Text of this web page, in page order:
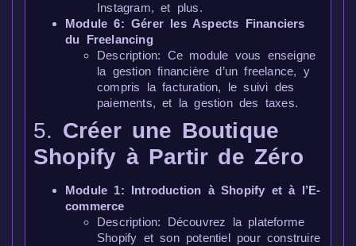
Instagram, et plus.
Module 6: Gérer les Aspects Financiers
du Freelancing
Description: Ce module vous enseigne
la gestion financière d’un freelance, y
compris la facturation, le suivi des
paiements, et la gestion des taxes.
5. Créer une Boutique
Shopify à Partir de Zéro
Module 1: Introduction à Shopify et à l’E-
commerce
Description: Découvrez la plateforme
Shopify et son potentiel pour construire